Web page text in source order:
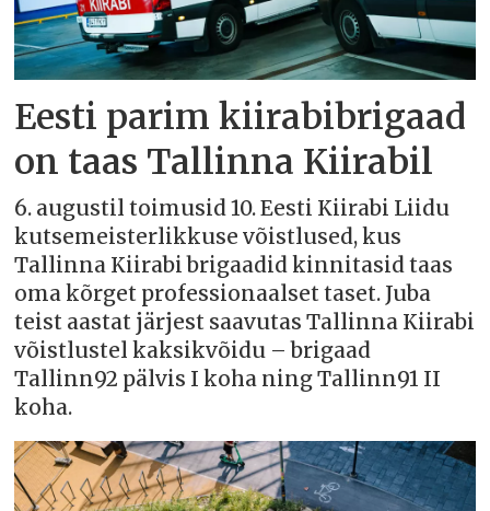
Eesti parim kiirabibrigaad
on taas Tallinna Kiirabil
6. augustil toimusid 10. Eesti Kiirabi Liidu
kutsemeisterlikkuse võistlused, kus
Tallinna Kiirabi brigaadid kinnitasid taas
oma kõrget professionaalset taset. Juba
teist aastat järjest saavutas Tallinna Kiirabi
võistlustel kaksikvõidu – brigaad
Tallinn92 pälvis I koha ning Tallinn91 II
koha.